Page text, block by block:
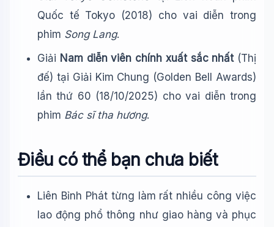
Quốc tế Tokyo (2018) cho vai diễn trong
phim Song Lang.
Giải Nam diễn viên chính xuất sắc nhất(Thị
đế) tại Giải Kim Chung (Golden Bell Awards)
lần thứ 60 (18/10/2025) cho vai diễn trong
phim Bác sĩ tha hương.
Điều có thể bạn chưa biết
Liên Bỉnh Phát từng làm rất nhiều công việc
lao động phổ thông như giao hàng và phục